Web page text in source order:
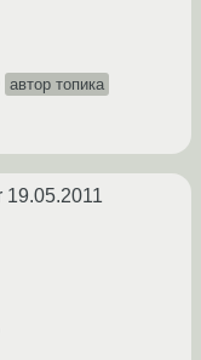
автор топика
19.05.2011